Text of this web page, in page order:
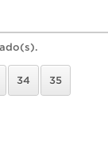
34 35